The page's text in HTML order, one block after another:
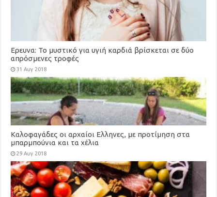
Ερευνα: To μυστικό για υγιή καρδιά βρίσκεται σε δύο
απρόσμενες τροφές
31 Αυγ 2018
Καλοφαγάδες οι αρχαίοι Ελληνες, με προτίμηση στα
μπαρμπούνια και τα χέλια
29 Αυγ 2018